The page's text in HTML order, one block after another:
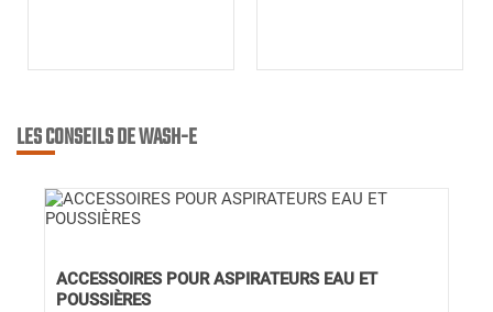
LES CONSEILS DE WASH-E
ACCESSOIRES POUR ASPIRATEURS EAU ET
POUSSIÈRES